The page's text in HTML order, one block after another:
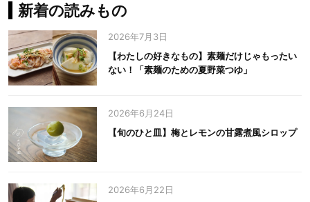
新着の読みもの
2026年7月3日
【わたしの好きなもの】素麺だけじゃもったい
ない！「素麺のための夏野菜つゆ」
2026年6月24日
【旬のひと皿】梅とレモンの甘露煮風シロップ
2026年6月22日